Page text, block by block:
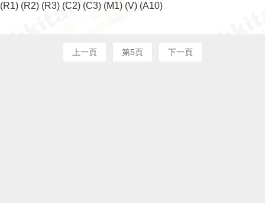
(R1) (R2) (R3) (C2) (C3) (M1) (V) (A10)
上一頁 第5頁 下一頁